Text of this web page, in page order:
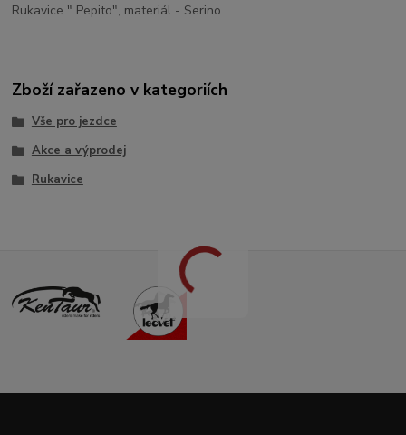
Rukavice " Pepito", materiál - Serino.
Zboží zařazeno v kategoriích
Vše pro jezdce
Akce a výprodej
Rukavice